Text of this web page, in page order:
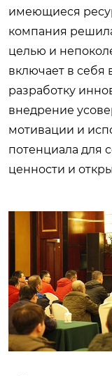
имеющиеся
компания
целью и
включает в себя
разработку
внедрение
мотивации и
потенциала для
ценности и